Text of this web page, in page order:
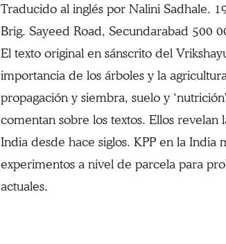
Traducido al inglés por Nalini Sadhale.
Brig. Sayeed Road, Secundarabad 500
El texto original en sánscrito del
importancia de los árboles y la
propagación y siembra, suelo y
comentan sobre los textos. Ellos
India desde hace siglos. KPP en la India
experimentos a nivel de parcela para
actuales.